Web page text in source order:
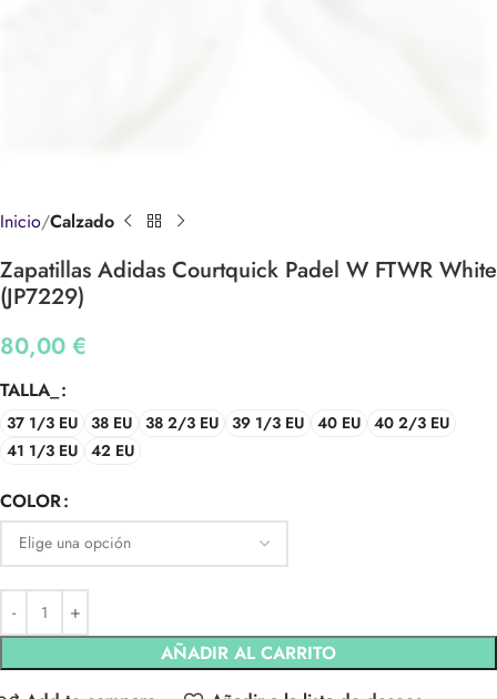
Inicio Calzado
Zapatillas Adidas Courtquick Padel W FTWR White
(JP7229)
80,00 €
TALLA_
37 1/3 EU 38 EU 38 2/3 EU 39 1/3 EU 40 EU 40 2/3 EU
41 1/3 EU 42 EU
COLOR
AÑADIR AL CARRITO